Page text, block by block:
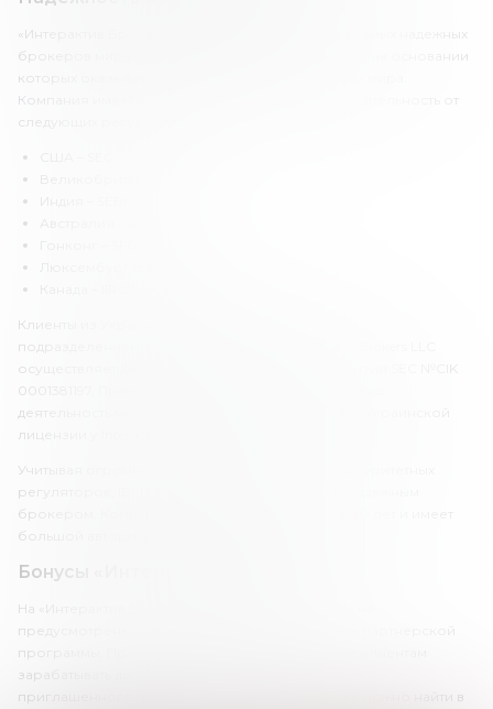
«Интерактив Брокерс» можно считать одним из самых надежных
брокеров мира. Эта компания имеет 11 лицензий, на основании
которых оказывает услуги в различных регионах мира.
Компания имеет разрешения на финансовую деятельность от
следующих регуляторов:
Клиенты из Украины работают с американским
подразделением брокера. Компания Interactive Brokers LLC
осуществляет деятельность на основании лицензии SEC №CIK
0001381197. Проверить разрешение на финансовую
деятельность можно на официальном сайте SEC. Украинской
лицензии у Interactive Brokers нет.
Учитывая огромное количество лицензий от авторитетных
регуляторов, IBKR однозначно можно считать надежным
брокером. Компания оказывает услуги более 40 лет и имеет
большой авторитет.
Бонусы «Интерактив Брокерс»
На «Интерактив Брокерс» бонусы для клиентов не
предусмотрены. Однако стоит отметить наличие партнерской
программы. Программа Refer a Friend позволяет клиентам
зарабатывать до 200 USD (6 000 UAH) за каждого
приглашенного партнера. Партнерскую ссылку можно найти в